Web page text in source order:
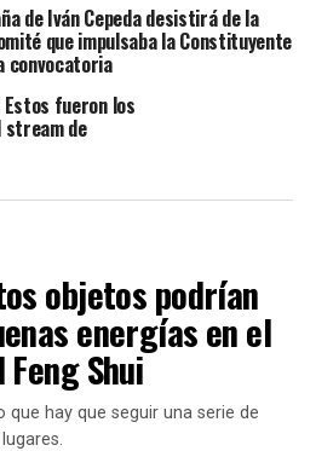
de Iván Cepeda desistirá de la
que impulsaba la Constituyente
convocatoria
Estos fueron los
stream de
objetos podrían
energías en el
Shui
que hay que seguir una serie de